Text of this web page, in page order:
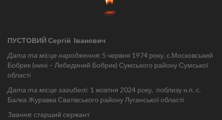
ПУСТОВИЙ Сергій Іванович
Дата та місце народження: 5 червня 1974 року, с.Московський
Бобрик (нині – Лебединий Бобрик) Сумського району Сумської
області
Дата та місце загибелі: 1 жовтня 2024 року, поблизу н.п. с.
Балка Журавка Сватівського району Луганської області
Звання:старший сержант